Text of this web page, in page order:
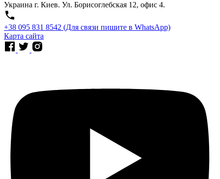
Украина г. Киев. Ул. Борисоглебская 12, офис 4.
⁨+38 095 831 8542⁩ (Для связи пишите в WhatsApp)
Карта сайта